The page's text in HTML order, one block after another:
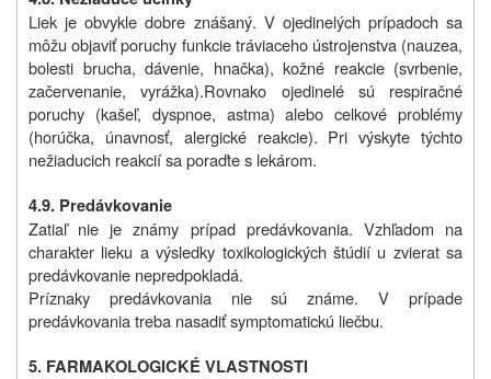
Liek je obvykle dobre znášaný. V ojedinelých prípadoch sa
môžu objaviť poruchy funkcie tráviaceho ústrojenstva (nauzea,
bolesti brucha, dávenie, hnačka), kožné reakcie (svrbenie,
začervenanie, vyrážka).Rovnako ojedinelé sú respiračné
poruchy (kašeľ, dyspnoe, astma) alebo celkové problémy
(horúčka, únavnosť, alergické reakcie). Pri výskyte týchto
nežiaducich reakcií sa poraďte s lekárom.
4.9. Predávkovanie
Zatiaľ nie je známy prípad predávkovania. Vzhľadom na
charakter lieku a výsledky toxikologických štúdií u zvierat sa
predávkovanie nepredpokladá.
Príznaky predávkovania nie sú známe. V prípade
predávkovania treba nasadiť symptomatickú liečbu.
5. FARMAKOLOGICKÉ VLASTNOSTI